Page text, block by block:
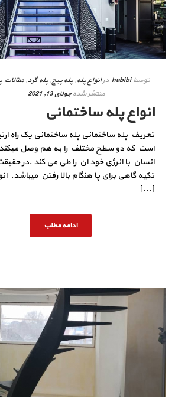
توسط habibi درانواع پله,پله پیچ,پله گرد,مقالات
منتشر شده جولای 13, 2021
انواع پله ساختمانی
تعریف پله ساختمانی پله ساختمانی یک راه
است که دو سطح مختلف را به هم وصل
انسان با انرژی خود ان را طی می کند .در
تکیه گاهی برای پا هنگام بالا رفتن میباشد.
[...]
ادامه مطلب